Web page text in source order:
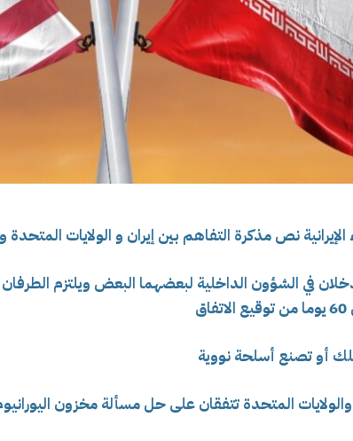
الإيرانية نص مذكرة التفاهم بين إيران و الولايات
في الشؤون الداخلية لبعضهما البعض ويلتزم
أو تصنع أسلحة نووية
والولايات المتحدة تتفقان على حل مسألة مخزون